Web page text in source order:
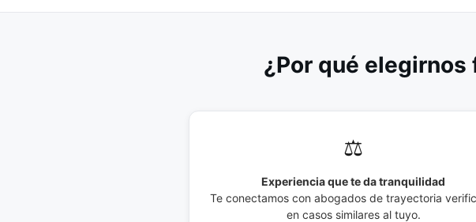
¿Por qué
⚖️
Experiencia que te da tranquilidad
Te conectamos con abogados de trayectoria
en casos similares al tuyo.